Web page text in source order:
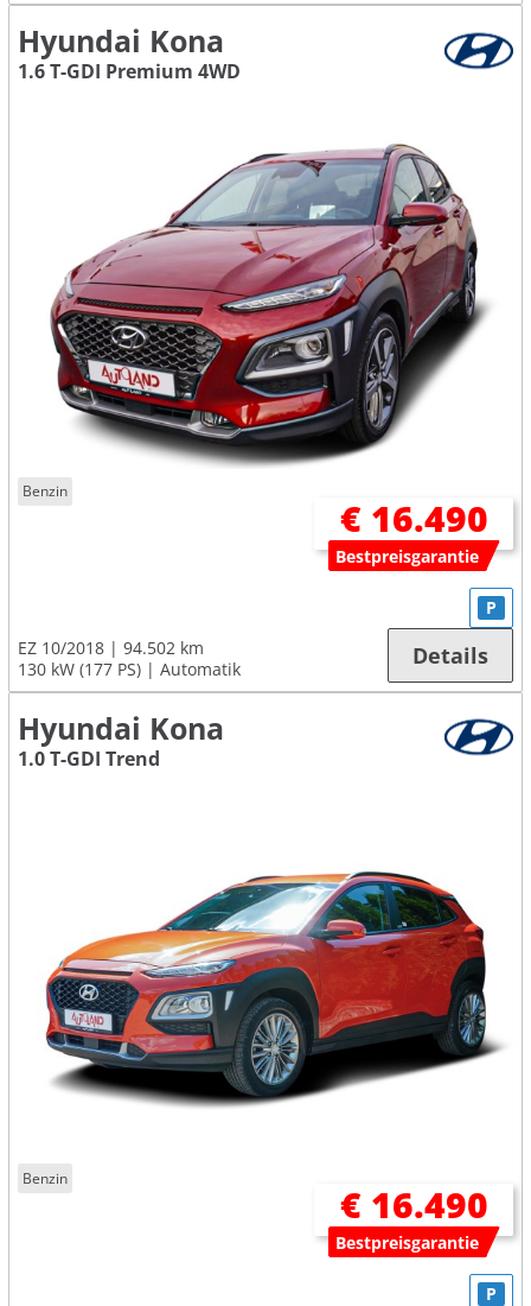
Hyundai Kona
1.6 T-GDI Premium 4WD
Benzin
€ 16.490
Bestpreisgarantie
EZ 10/2018
94.502 km
130 kW (177 PS)
Automatik
P
Details
Hyundai Kona
1.0 T-GDI Trend
Benzin
€ 16.490
Bestpreisgarantie
P